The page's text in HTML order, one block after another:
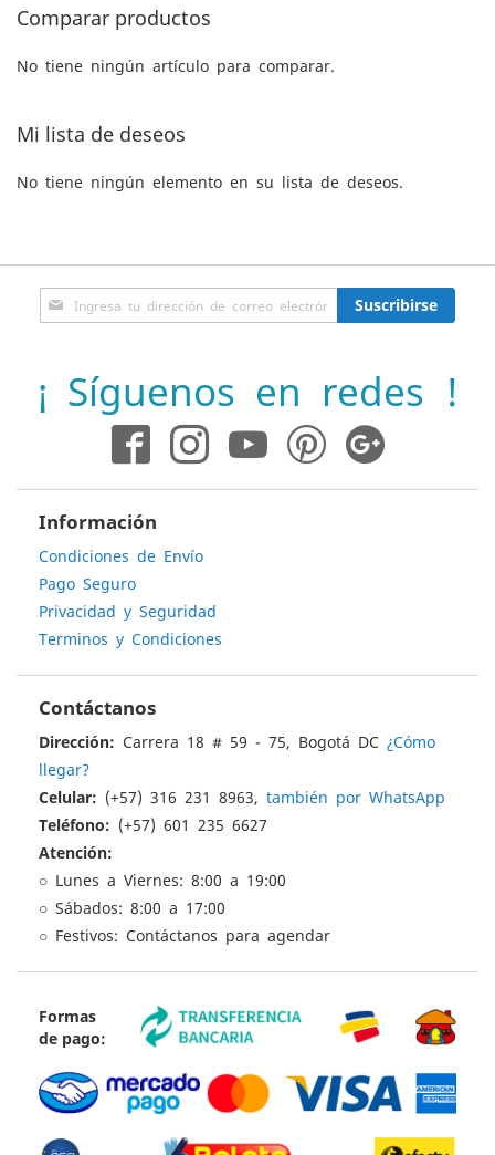
Comparar productos
No tiene ningún artículo para comparar.
Mi lista de deseos
No tiene ningún elemento en su lista de deseos.
Inscríbase
a
de
noticias:
Suscribirse
¡ Síguenos en redes !
Información
Condiciones de Envío
Pago Seguro
Privacidad y Seguridad
Terminos y Condiciones
Contáctanos
Dirección: Carrera 18 # 59 - 75, Bogotá DC ¿Cómo
llegar?
Celular: (+57) 316 231 8963, también por WhatsApp
Teléfono: (+57) 601 235 6627
Atención:
○ Lunes a Viernes: 8:00 a 19:00
○ Sábados: 8:00 a 17:00
○ Festivos: Contáctanos para agendar
Formas
de pago: